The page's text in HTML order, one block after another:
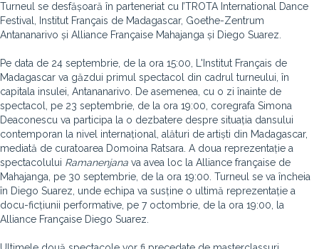
Turneul se desfășoară în parteneriat cu I’TROTA International Dance
Festival, Institut Français de Madagascar, Goethe-Zentrum
Antananarivo și Alliance Française Mahajanga și Diego Suarez.
Pe data de 24 septembrie, de la ora 15:00, L'Institut Français de
Madagascar va găzdui primul spectacol din cadrul turneului, în
capitala insulei, Antananarivo. De asemenea, cu o zi înainte de
spectacol, pe 23 septembrie, de la ora 19:00, coregrafa Simona
Deaconescu va participa la o dezbatere despre situația dansului
contemporan la nivel internațional, alături de artiști din Madagascar,
mediată de curatoarea Domoina Ratsara. A doua reprezentație a
spectacolului Ramanenjana va avea loc la Alliance française de
Mahajanga, pe 30 septembrie, de la ora 19:00. Turneul se va încheia
în Diego Suarez, unde echipa va susține o ultimă reprezentație a
docu-ficțiunii performative, pe 7 octombrie, de la ora 19:00, la
Alliance Française Diego Suarez.